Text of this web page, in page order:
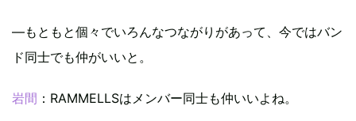
—もともと個々でいろんなつながりがあって、今ではバン
ド同士でも仲がいいと。
岩間 ：RAMMELLSはメンバー同士も仲いいよね。